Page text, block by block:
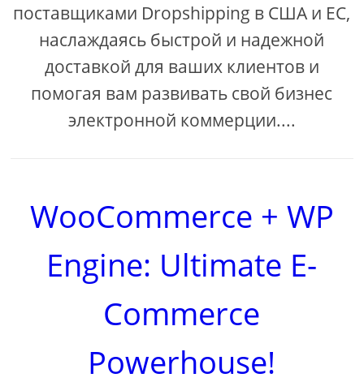
поставщиками Dropshipping в США и ЕС,
наслаждаясь быстрой и надежной
доставкой для ваших клиентов и
помогая вам развивать свой бизнес
электронной коммерции....
WooCommerce + WP
Engine: Ultimate E-
Commerce
Powerhouse!